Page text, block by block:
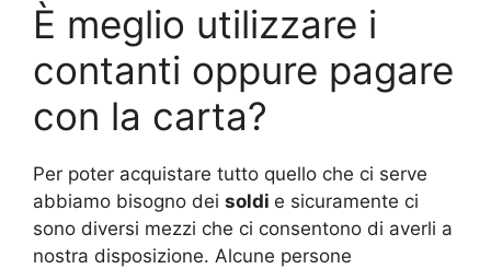
È meglio utilizzare i
contanti oppure pagare
con la carta?
Per poter acquistare tutto quello che ci serve
abbiamo bisogno dei soldi e sicuramente ci
sono diversi mezzi che ci consentono di averli a
nostra disposizione. Alcune persone